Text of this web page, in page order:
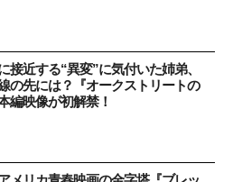
接近する“異変”に気付いた姉弟、
の先には？『オークストリートの
編映像が初解禁！